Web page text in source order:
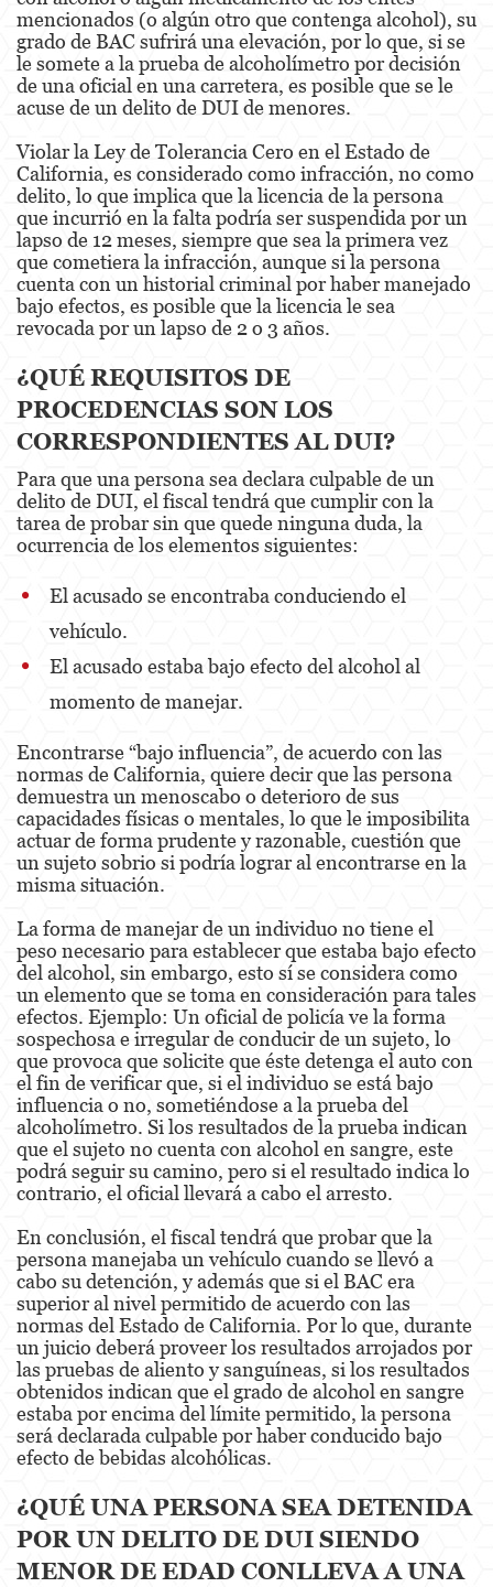
Posesión De Parafernalia De Drogas
Posesión de Sustancias Controladas
Proposición 36
Transporte de una Sustancia Controlada
para la Venta
Delitos de Fraude
Fraude a la Compensación a los
Fraude a Programas de Asistencia Pública
Fraude al Sistema de Salud
Fraude con Cheques
Fraude de Juego
Fraude de Seguro de Auto
Fraude de Tarjetas de Crédito
Práctica No Autorizada de la Medicina
Delitos de Hurto
Hurto Mayor de Auto
Recepción de Propiedad Robada
Robo
Robo de Caja Fuerte
Robo 459 PC
Robo en Tiendas
Delitos de Robo
Hurto Mayor
Delitos Sexuales
Actos Lascivos con un Menor
Agresión Sexual
Conducta Lasciva
Copulación Oral Forzada
Estupro
mencionados (o algún otro que contenga alcohol), su
grado de BAC sufrirá una elevación, por lo que, si se
le somete a la prueba de alcoholímetro por decisión
de una oficial en una carretera, es posible que se le
acuse de un delito de DUI de menores.
Violar la Ley de Tolerancia Cero en el Estado de
California, es considerado como infracción, no como
delito, lo que implica que la licencia de la persona
que incurrió en la falta podría ser suspendida por un
lapso de 12 meses, siempre que sea la primera vez
que cometiera la infracción, aunque si la persona
cuenta con un historial criminal por haber manejado
bajo efectos, es posible que la licencia le sea
revocada por un lapso de 2 o 3 años.
¿QUÉ REQUISITOS DE
PROCEDENCIAS SON LOS
CORRESPONDIENTES AL DUI?
Para que una persona sea declara culpable de un
delito de DUI, el fiscal tendrá que cumplir con la
tarea de probar sin que quede ninguna duda, la
ocurrencia de los elementos siguientes:
El acusado se encontraba conduciendo el
vehículo.
El acusado estaba bajo efecto del alcohol al
momento de manejar.
Encontrarse “bajo influencia”, de acuerdo con las
normas de California, quiere decir que las persona
demuestra un menoscabo o deterioro de sus
capacidades físicas o mentales, lo que le imposibilita
actuar de forma prudente y razonable, cuestión que
un sujeto sobrio si podría lograr al encontrarse en la
misma situación.
La forma de manejar de un individuo no tiene el
peso necesario para establecer que estaba bajo efecto
del alcohol, sin embargo, esto sí se considera como
un elemento que se toma en consideración para tales
efectos. Ejemplo: Un oficial de policía ve la forma
sospechosa e irregular de conducir de un sujeto, lo
que provoca que solicite que éste detenga el auto con
el fin de verificar que, si el individuo se está bajo
influencia o no, sometiéndose a la prueba del
alcoholímetro. Si los resultados de la prueba indican
que el sujeto no cuenta con alcohol en sangre, este
podrá seguir su camino, pero si el resultado indica lo
contrario, el oficial llevará a cabo el arresto.
En conclusión, el fiscal tendrá que probar que la
persona manejaba un vehículo cuando se llevó a
cabo su detención, y además que si el BAC era
superior al nivel permitido de acuerdo con las
normas del Estado de California. Por lo que, durante
un juicio deberá proveer los resultados arrojados por
las pruebas de aliento y sanguíneas, si los resultados
obtenidos indican que el grado de alcohol en sangre
estaba por encima del límite permitido, la persona
será declarada culpable por haber conducido bajo
efecto de bebidas alcohólicas.
¿QUÉ UNA PERSONA SEA DETENIDA
POR UN DELITO DE DUI SIENDO
MENOR DE EDAD CONLLEVA A UNA